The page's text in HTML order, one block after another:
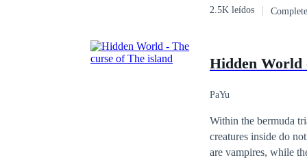
2.5K leídos
Hidden World
PaYu
Within the bermuda
creatures inside do not know
are vampires, while the few